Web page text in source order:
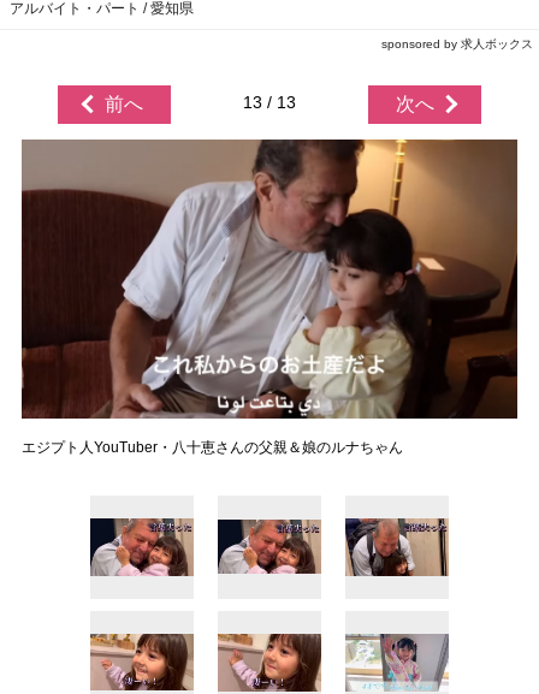
アルバイト・パート / 愛知県
sponsored by 求人ボックス
前へ 13 / 13 次へ
エジプト人YouTuber・八十恵さんの父親＆娘のルナちゃん